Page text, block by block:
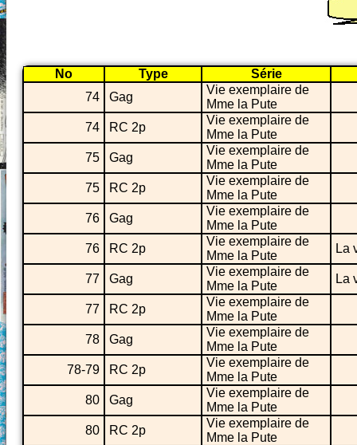
No Type
Série
74
Gag
Vie exemplaire de
Mme la Pute
74
RC 2p
Vie exemplaire de
Mme la Pute
75
Gag
Vie exemplaire de
Mme la Pute
75
RC 2p
Vie exemplaire de
Mme la Pute
76
Gag
Vie exemplaire de
Mme la Pute
76
RC 2p
Vie exemplaire de
Mme la Pute
La
77 Gag
Vie exemplaire de
Mme la Pute
La
77 RC 2p
Vie exemplaire de
Mme la Pute
78
Gag
Vie exemplaire de
Mme la Pute
78-79
RC 2p
Vie exemplaire de
Mme la Pute
80
Gag
Vie exemplaire de
Mme la Pute
80
RC 2p
Vie exemplaire de
Mme la Pute